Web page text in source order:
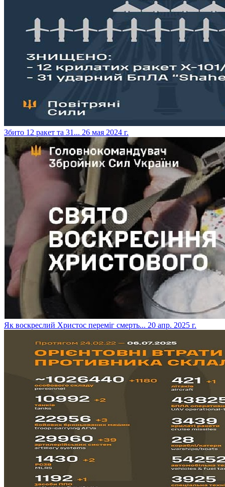
​Збито 12 ракет та 31... 26 мая 2024 г.
​Як воскреслий Христос переміг смерть... 20 апр. 2025 г.